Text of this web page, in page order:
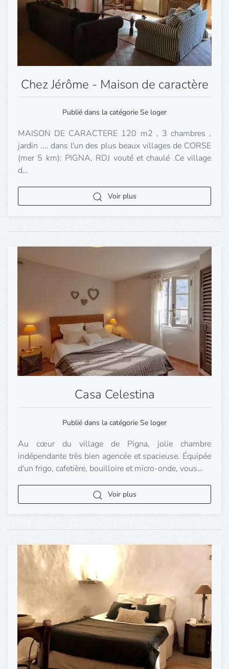
Chez Jérôme - Maison de caractère
Publié dans la catégorie Se loger
MAISON DE CARACTERE 120 m2 , 3 chambres ,
jardin .... dans l'un des plus beaux villages de CORSE
(mer 5 km): PIGNA, RDJ vouté et chaulé .Ce village
d…
Voir plus
Casa Celestina
Publié dans la catégorie Se loger
Au cœur du village de Pigna, jolie chambre
indépendante très bien agencée et spacieuse. Équipée
d'un frigo, cafetière, bouilloire et micro-onde, vous…
Voir plus